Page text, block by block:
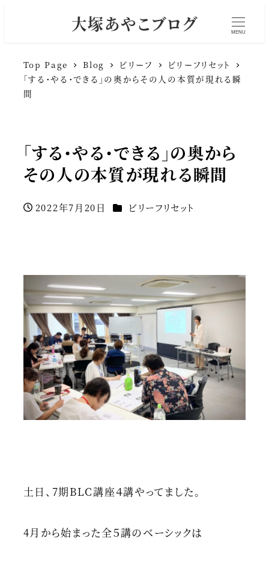
大塚あやこブログ MENU
Top Page Blog ビリーフ
ビリーフリセット
「する・やる・できる」の奥からその人の本質が現れる瞬
間
「する・やる・できる」の奥から
その人の本質が現れる瞬間
投稿日
2022年7月20日 カテゴリー
ビリーフリセット
土日、7期BLC講座４講やってました。
4月から始まった全５講のベーシックは